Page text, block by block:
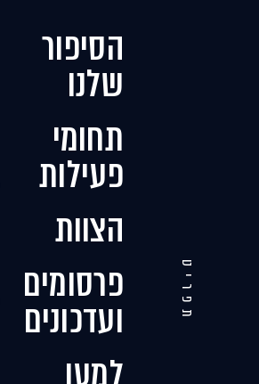
תפריט
הסיפור
שלנו
תחומי
פעילות
הצוות
פרסומים
ועדכונים